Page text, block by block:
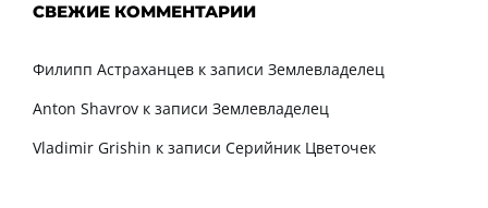
СВЕЖИЕ КОММЕНТАРИИ
Филипп Астраханцев к записи Землевладелец
Anton Shavrov к записи Землевладелец
Vladimir Grishin к записи Серийник Цветочек